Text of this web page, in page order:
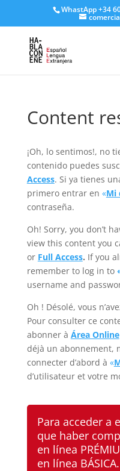
WhastApp+34
Content
¡Oh, lo sentimos!, no
contenido puedes
Access. Si ya tienes
primero entrar en «Mi
contraseña.
Oh! Sorry, you don’t
view this content you
or Full Access. If you
remember to log in to
username and
Oh ! Désolé, vous
Pour consulter ce
abonner à Área Online
déjà un abonnement,
connecter d’abord à «
d’utilisateur et votre
Para acceder a
que haber
en línea
en línea BÁSICA.